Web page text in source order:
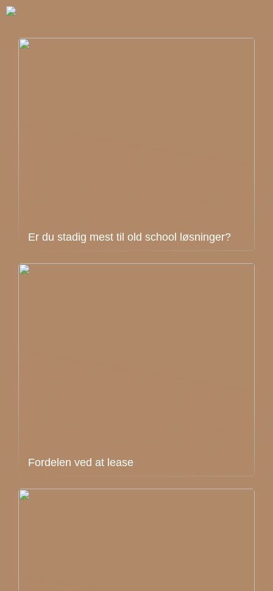
Er du stadig mest til old school løsninger?
Fordelen ved at lease